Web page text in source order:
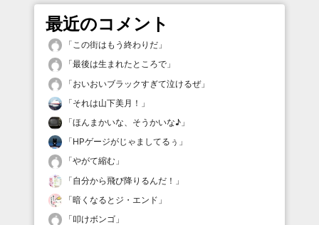
最近のコメント
「この街はもう終わりだ 」
「最後は生まれたところで 」
「おいおいブラックすぎて泣けるぜ」
「それは山下美月！ 」
「ほんまかいな、そうかいな♪ 」
「HPゲージがじゃましてるぅ 」
「やがて縮む 」
「自分から飛び降りるんだ！ 」
「暗くなるとジ・エンド 」
「叩けボンゴ 」